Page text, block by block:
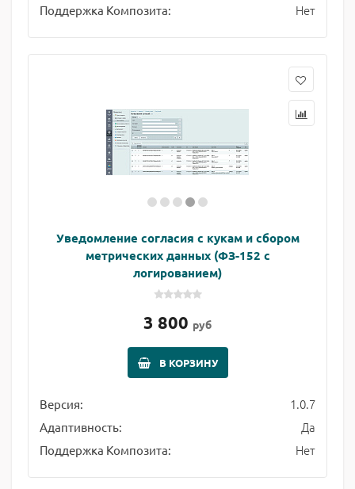
Поддержка Композита: Нет
Уведомление согласия с кукам и сбором
метрических данных (ФЗ-152 с
логированием)
3 800 руб
В КОРЗИНУ
Версия: 1.0.7
Адаптивность: Да
Поддержка Композита: Нет